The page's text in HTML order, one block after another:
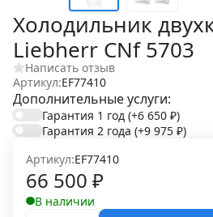
Холодильник
Liebherr CNf 5703
Написать отзыв
Артикул:EF77410
Дополнительные услуги:
Гарантия 1 год (+6 650 ₽)
Гарантия 2 года (+9 975 ₽)
Артикул:EF77410
66 500 ₽
В наличии